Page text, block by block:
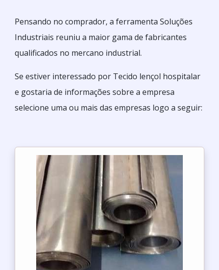
Pensando no comprador, a ferramenta Soluções
Industriais reuniu a maior gama de fabricantes
qualificados no mercano industrial.
Se estiver interessado por Tecido lençol hospitalar
e gostaria de informações sobre a empresa
selecione uma ou mais das empresas logo a seguir: